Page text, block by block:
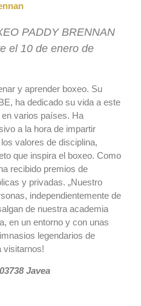
PADDY BRENNAN
el 10 de enero de
y aprender boxeo. Su
ha dedicado su vida a este
varios países. Ha
a la hora de impartir
valores de disciplina,
que inspira el boxeo. Como
recibido premios de
y privadas. „Nuestro
independientemente de
de nuestra academia
en un entorno y con unas
legendarios de
visitarnos!
Javea